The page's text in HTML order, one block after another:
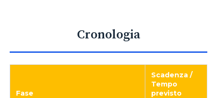
Cronologia
Fase
Scadenza /
Tempo
previsto